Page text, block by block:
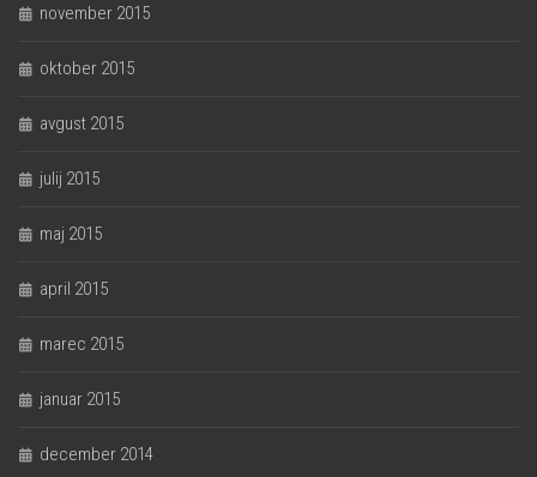
november 2015
oktober 2015
avgust 2015
julij 2015
maj 2015
april 2015
marec 2015
januar 2015
december 2014